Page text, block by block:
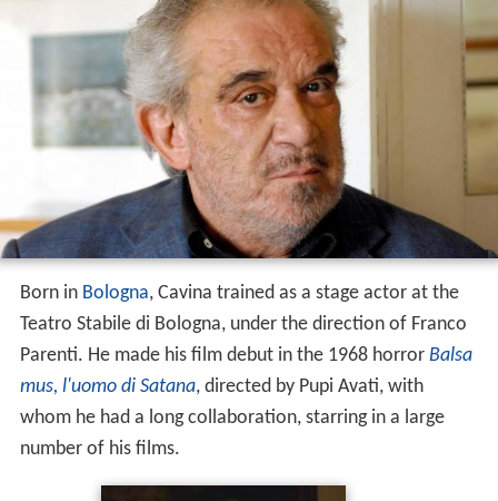
Born in Bologna, Cavina trained as a stage actor at the
Teatro Stabile di Bologna, under the direction of Franco
Parenti. He made his film debut in the 1968 horror Balsa
mus, l'uomo di Satana, directed by Pupi Avati, with
whom he had a long collaboration, starring in a large
number of his films.